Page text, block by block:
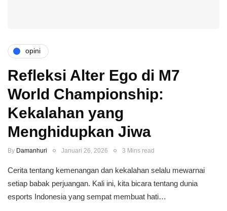
opini
Refleksi Alter Ego di M7
World Championship:
Kekalahan yang
Menghidupkan Jiwa
By Damanhuri Januari 26, 2026 3 Mins read
Cerita tentang kemenangan dan kekalahan selalu mewarnai
setiap babak perjuangan. Kali ini, kita bicara tentang dunia
esports Indonesia yang sempat membuat hati…